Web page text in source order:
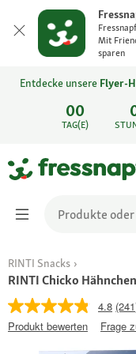
Mit
sparen
00
TAG(E)
Entdecke unsere Flyer-
RINTI Snacks
RINTI Chicko
4.8
Produkt bewerten
Frage